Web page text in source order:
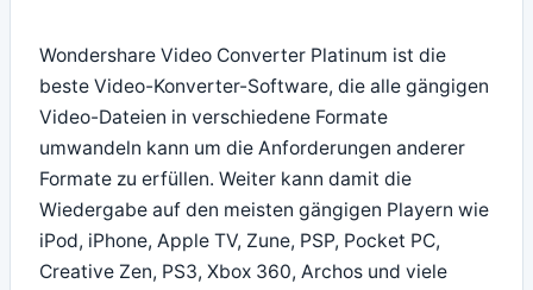
Wondershare Video Converter Platinum ist die
beste Video-Konverter-Software, die alle gängigen
Video-Dateien in verschiedene Formate
umwandeln kann um die Anforderungen anderer
Formate zu erfüllen. Weiter kann damit die
Wiedergabe auf den meisten gängigen Playern wie
iPod, iPhone, Apple TV, Zune, PSP, Pocket PC,
Creative Zen, PS3, Xbox 360, Archos und viele